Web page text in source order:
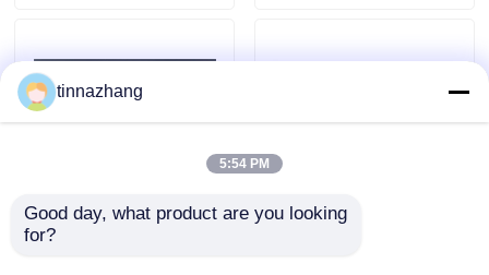
Bir teklif isteği
Kauçuk yağ keçesi
Enjeksiyon İşleme
tinnazhang
5:54 PM
Good day, what product are you looking
for?